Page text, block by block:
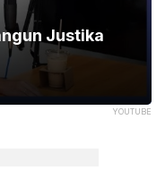
YOUTUBE
Justika